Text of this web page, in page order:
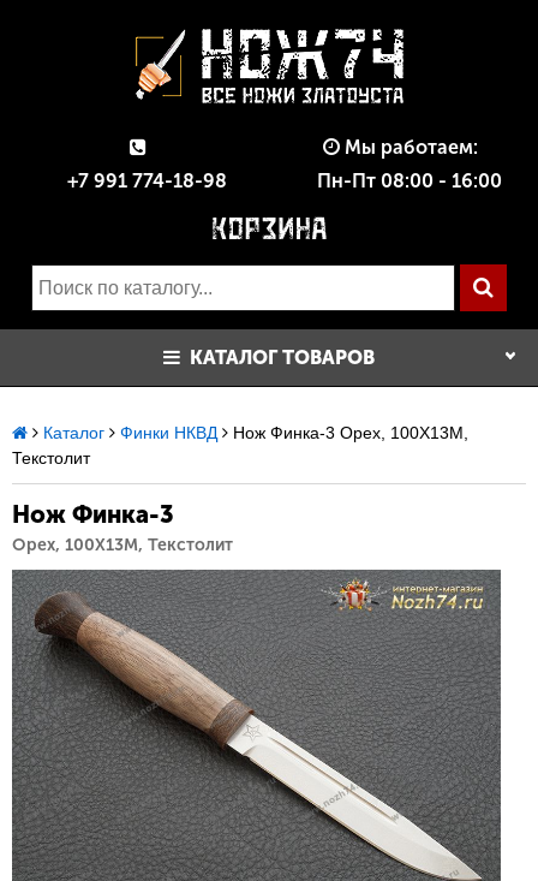
+7 991 774-18-98
Мы работаем:
Пн-Пт 08:00 - 16:00
КАТАЛОГ ТОВАРОВ
Каталог Финки НКВД
Нож Финка-3 Орех, 100Х13М,
Текстолит
Нож Финка-3
Орех, 100Х13М, Текстолит